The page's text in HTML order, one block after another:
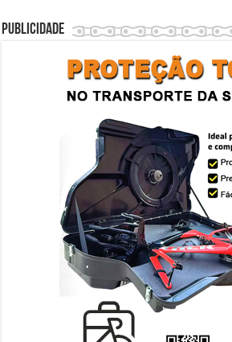
Publicidade